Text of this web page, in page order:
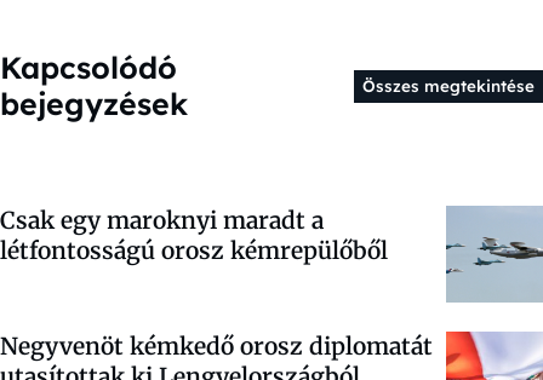
Kapcsolódó
bejegyzések
Összes megtekintése
Csak egy maroknyi maradt a
létfontosságú orosz kémrepülőből
Negyvenöt kémkedő orosz diplomatát